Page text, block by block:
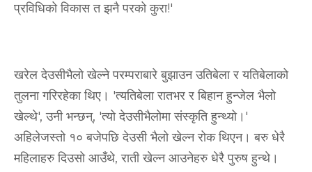
प्रविधिको विकास त झनै परको कुरा!'
खरेल देउसीभैलो खेल्ने परम्पराबारे बुझाउन उतिबेला र यतिबेलाको
तुलना गरिरहेका थिए। 'त्यतिबेला रातभर र बिहान हुन्जेल भैलो
खेल्थे', उनी भन्छन्, 'त्यो देउसीभैलोमा संस्कृति हुन्थ्यो।'
अहिलेजस्तो १० बजेपछि देउसी भैलो खेल्न रोक थिएन। बरु धेरै
महिलाहरु दिउसो आउँथे, राती खेल्न आउनेहरु धेरै पुरुष हुन्थे।